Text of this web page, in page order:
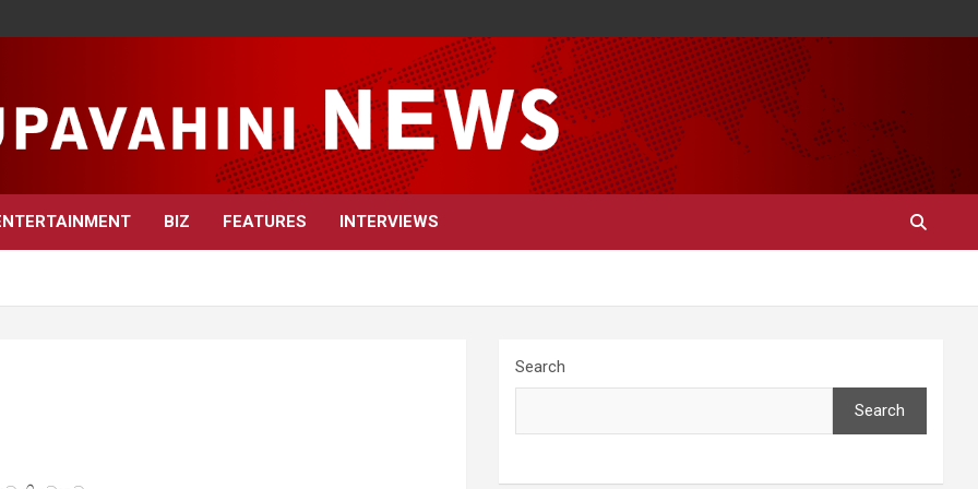
BIZ FEATURES INTERVIEWS
Search
Search